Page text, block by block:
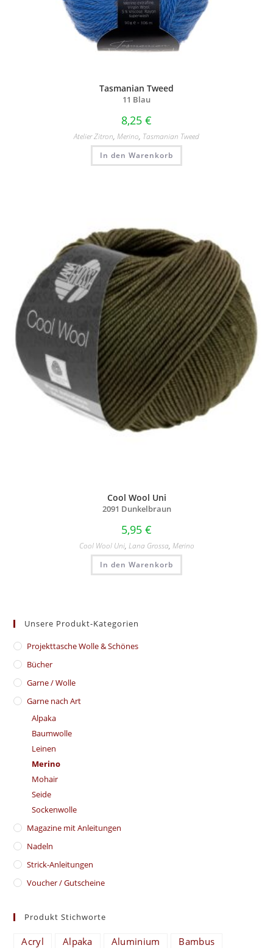
Tasmanian Tweed
11 Blau
8,25 €
Atelier Zitron, Merino, Tasmanian Tweed
In den Warenkorb
Cool Wool Uni
2091 Dunkelbraun
5,95 €
Cool Wool Uni, Lana Grossa, Merino
In den Warenkorb
Unsere Produkt-Kategorien
​Projekttasche Wolle & Schönes
Bücher
Garne / Wolle
Garne nach Art
Alpaka
Baumwolle
Leinen
Merino
Mohair
Seide
Sockenwolle
Magazine mit Anleitungen
Nadeln
Strick-Anleitungen
Voucher / Gutscheine
Produkt Stichworte
Acryl Alpaka Aluminium
Bambus